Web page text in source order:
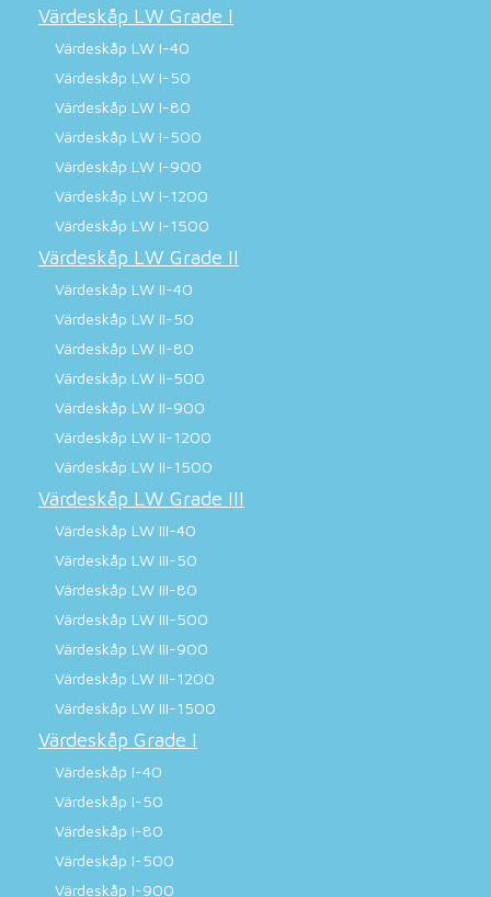
Värdeskåp LW Grade I
Värdeskåp LW I-40
Värdeskåp LW I-50
Värdeskåp LW I-80
Värdeskåp LW I-500
Värdeskåp LW I-900
Värdeskåp LW I-1200
Värdeskåp LW I-1500
Värdeskåp LW Grade II
Värdeskåp LW II-40
Värdeskåp LW II-50
Värdeskåp LW II-80
Värdeskåp LW II-500
Värdeskåp LW II-900
Värdeskåp LW II-1200
Värdeskåp LW II-1500
Värdeskåp LW Grade III
Värdeskåp LW III-40
Värdeskåp LW III-50
Värdeskåp LW III-80
Värdeskåp LW III-500
Värdeskåp LW III-900
Värdeskåp LW III-1200
Värdeskåp LW III-1500
Värdeskåp Grade I
Värdeskåp I-40
Värdeskåp I-50
Värdeskåp I-80
Värdeskåp I-500
Värdeskåp I-900